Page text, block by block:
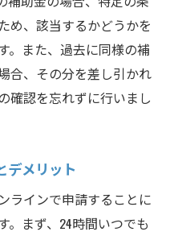
の基礎知識
なライフプラン
の条件とは
ためのヒント
用術筑西市での実例
金活用法
め、該当するかどうかを
。また、過去に同様の補
合、その分を差し引かれ
確認を忘れずに行いまし
デメリット
ラインで申請することに
。まず、24時間いつでも